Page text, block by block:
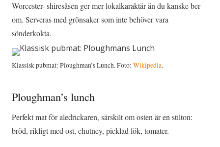
Worcester- shiresåsen ger mer lokalkaraktär än du kanske ber
om. Serveras med grönsaker som inte behöver vara
sönderkokta.
Klassisk pubmat: Ploughman’s Lunch. Foto: Wikipedia.
Ploughman’s lunch
Perfekt mat för aledrickaren, särskilt om osten är en stilton:
bröd, rikligt med ost, chutney, picklad lök, tomater.